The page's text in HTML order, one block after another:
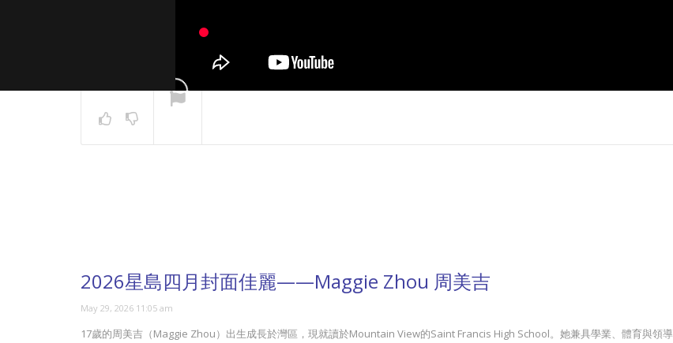
2026星島四月封面佳麗——Maggie Zhou 周美吉
May 29, 2026 11:05 am
17歲的周美吉（Maggie Zhou）出生成長於灣區，現就讀於Mountain View的Saint Francis High School。她兼具學業、體育與領導